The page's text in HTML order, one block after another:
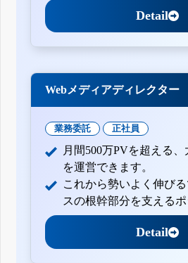
Detail
Webメディアディレクター
業務委託 正社員
月間500万PVを超える
を運営できます。
これから勢いよく伸び
スの根幹部分を支えるポ
Detail